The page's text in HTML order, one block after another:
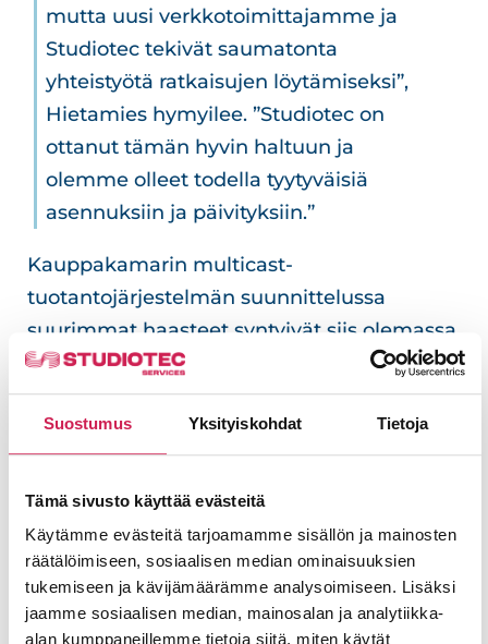
Suostumus Yksityiskohdat Tietoja
Tämä sivusto käyttää evästeitä
Käytämme evästeitä tarjoamamme sisällön ja mainosten
räätälöimiseen, sosiaalisen median ominaisuuksien
tukemiseen ja kävijämäärämme analysoimiseen. Lisäksi
jaamme sosiaalisen median, mainosalan ja analytiikka-
alan kumppaneillemme tietoja siitä, miten käytät
mutta uusi verkkotoimittajamme ja
Studiotec tekivät saumatonta
yhteistyötä ratkaisujen löytämiseksi”,
Hietamies hymyilee. ”Studiotec on
ottanut tämän hyvin haltuun ja
olemme olleet todella tyytyväisiä
asennuksiin ja päivityksiin.”
Kauppakamarin multicast-
tuotantojärjestelmän suunnittelussa
suurimmat haasteet syntyivät siis olemassa
olevan sisäverkon kapasiteetista.
Studiotecin tuotepäällikköJussi Peimola
toteaa, että laitteiden saumaton yhteispeli
ja luotettavat verkkoyhteydet ovat
ensiarvoisen tärkeitä onnistuneen
lopputuloksen kannalta.
”IP-verkolta vaaditaan tavallista
enemmän, kun siinä kulkee